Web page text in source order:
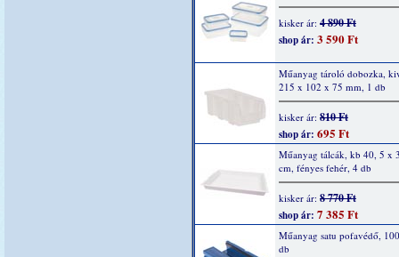
kisker ár: 4 890 Ft
shop ár: 3 590 Ft
Műanyag tároló dobozka,
215 x 102 x 75 mm, 1 db
kisker ár: 810 Ft
shop ár: 695 Ft
Műanyag tálcák, kb 40, 5 x
cm, fényes fehér, 4 db
kisker ár: 8 770 Ft
shop ár: 7 385 Ft
Műanyag satu pofavédő,
db